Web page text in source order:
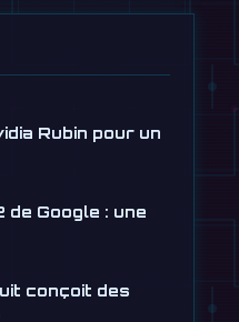
de Booster
en quelque …
texte
Service in …
Rubin pour un
de Google : une
conçoit des